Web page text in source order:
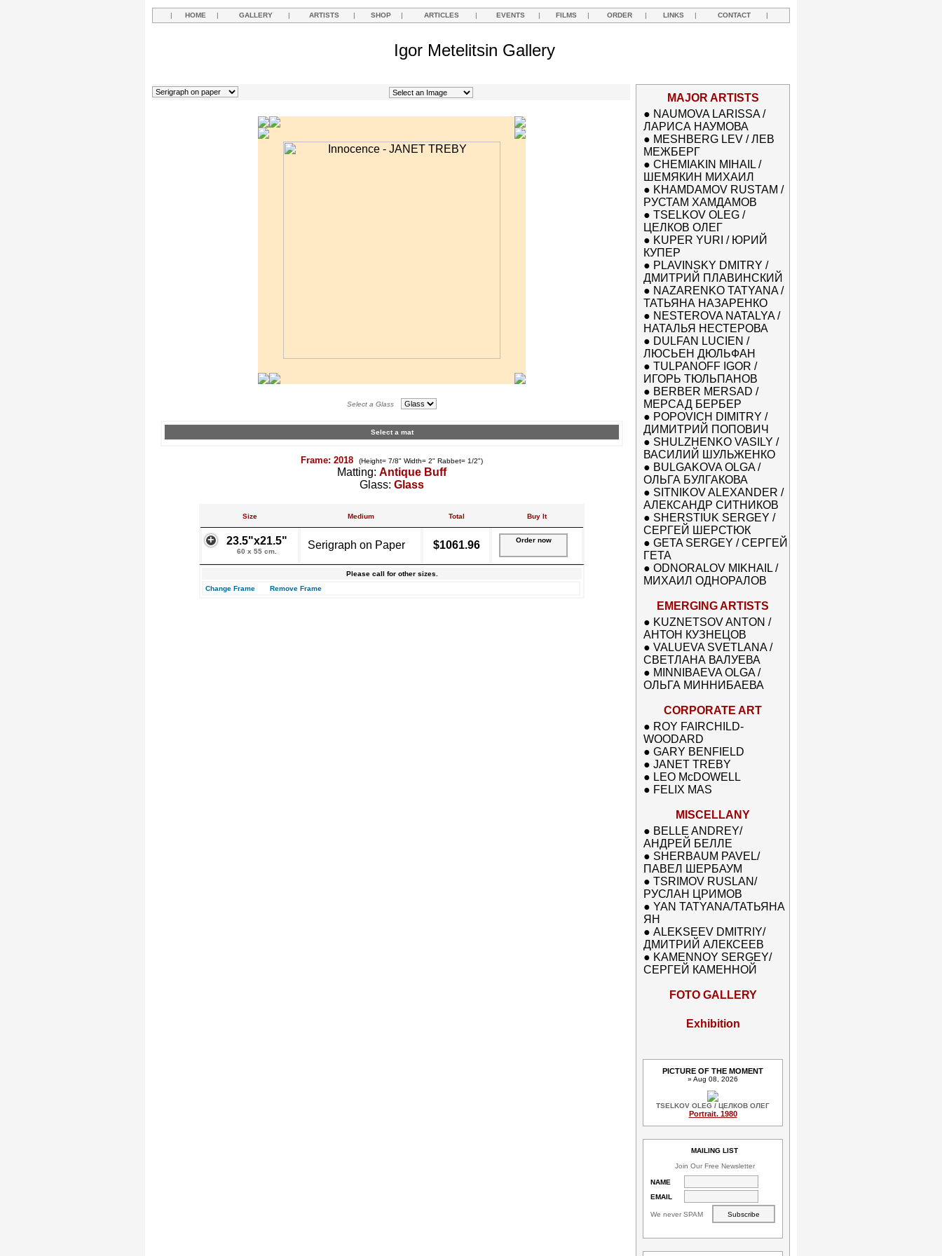
| HOME | GALLERY | ARTISTS | SHOP | ARTICLES | EVENTS | FILMS | ORDER | LINKS | CONTACT |
Igor Metelitsin Gallery
Select a Glass
Select a mat
Frame: 2018 (Height= 7/8" Width= 2" Rabbet= 1/2")
Matting: Antique Buff
Glass: Glass
Size Medium Total Buy It
23.5"x21.5"
60 x 55 cm.
Serigraph on Paper $1061.96 Order now
Please call for other sizes.
Change Frame
Remove Frame
MAJOR ARTISTS
● NAUMOVA LARISSA /
ЛАРИСА НАУМОВА
● MESHBERG LEV / ЛЕВ
МЕЖБЕРГ
● CHEMIAKIN MIHAIL /
ШЕМЯКИН МИХАИЛ
● KHAMDAMOV RUSTAM /
РУСТАМ ХАМДАМОВ
● TSELKOV OLEG /
ЦЕЛКОВ ОЛЕГ
● KUPER YURI / ЮРИЙ
КУПЕР
● PLAVINSKY DMITRY /
ДМИТРИЙ ПЛАВИНСКИЙ
● NAZARENKO TATYANA /
ТАТЬЯНА НАЗАРЕНКО
● NESTEROVA NATALYA /
НАТАЛЬЯ НЕСТЕРОВА
● DULFAN LUCIEN /
ЛЮСЬЕН ДЮЛЬФАН
● TULPANOFF IGOR /
ИГОРЬ ТЮЛЬПАНОВ
● BERBER MERSAD /
МЕРСАД БЕРБЕР
● POPOVICH DIMITRY /
ДИМИТРИЙ ПОПОВИЧ
● SHULZHENKO VASILY /
ВАСИЛИЙ ШУЛЬЖЕНКО
● BULGAKOVA OLGA /
ОЛЬГА БУЛГАКОВА
● SITNIKOV ALEXANDER /
АЛЕКСАНДР СИТНИКОВ
● SHERSTIUK SERGEY /
СЕРГЕЙ ШЕРСТЮК
● GETA SERGEY / СЕРГЕЙ
ГЕТА
● ODNORALOV MIKHAIL /
МИХАИЛ ОДНОРАЛОВ
EMERGING ARTISTS
● KUZNETSOV ANTON /
АНТОН КУЗНЕЦОВ
● VALUEVA SVETLANA /
СВЕТЛАНА ВАЛУЕВА
● MINNIBAEVA OLGA /
ОЛЬГА МИННИБАЕВА
CORPORATE ART
● ROY FAIRCHILD-
WOODARD
● GARY BENFIELD
● JANET TREBY
● LEO McDOWELL
● FELIX MAS
MISCELLANY
● BELLE ANDREY/
АНДРЕЙ БЕЛЛЕ
● SHERBAUM PAVEL/
ПАВЕЛ ШЕРБАУМ
● TSRIMOV RUSLAN/
РУСЛАН ЦРИМОВ
● YAN TATYANA/ТАТЬЯНА
ЯН
● ALEKSEEV DMITRIY/
ДМИТРИЙ АЛЕКСЕЕВ
● KAMENNOY SERGEY/
СЕРГЕЙ КАМЕННОЙ
FOTO GALLERY
Exhibition
PICTURE OF THE MOMENT
» Aug 08, 2026
TSELKOV OLEG / ЦЕЛКОВ ОЛЕГ
Portrait. 1980
MAILING LIST
Join Our Free Newsletter
NAME
EMAIL
We never SPAM